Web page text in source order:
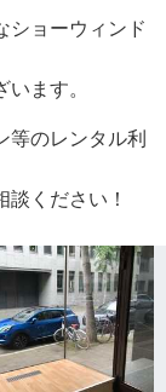
ショーウィンド
ます。
等のレンタル利
ください！